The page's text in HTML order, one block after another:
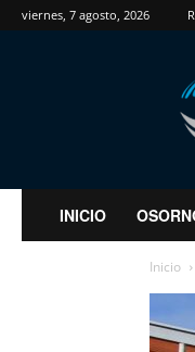
viernes, 7 agosto, 2026
INICIO
Inicio